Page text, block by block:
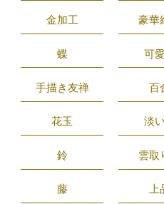
金加工 豪華
蝶 可
手描き友禅 百
花玉 淡
鈴 雲取
藤 上